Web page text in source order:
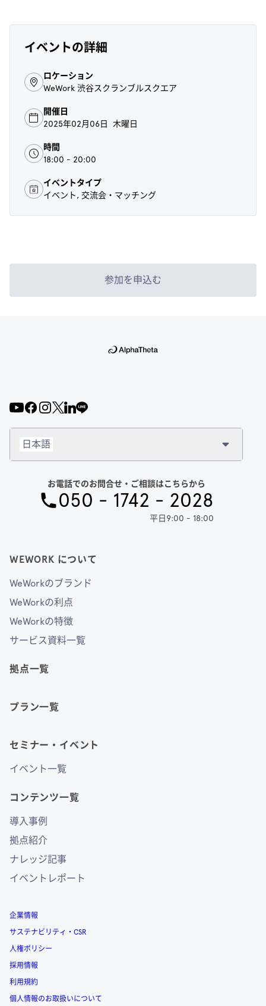
イベントの詳細
ロケーション
WeWork 渋谷スクランブルスクエア
開催日
2025年02月06日 木曜日
時間
18:00 - 20:00
イベントタイプ
イベント, 交流会・マッチング
参加を申込む
WEWORK について
WeWorkのブランド
WeWorkの利点
WeWorkの特徴
サービス資料一覧
拠点一覧
プラン一覧
セミナー・イベント
イベント一覧
コンテンツ一覧
導入事例
拠点紹介
ナレッジ記事
イベントレポート
お電話でのお問合せ・ご相談はこちらから
050 - 1742 - 2028
平日9:00 - 18:00
日本語
企業情報
サステナビリティ・CSR
人権ポリシー
採用情報
利用規約
個人情報のお取扱いについて